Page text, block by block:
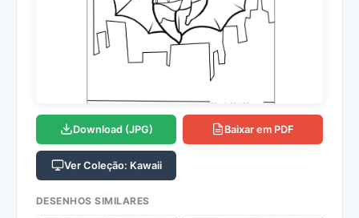
Download (JPG) Baixar em PDF
Ver Coleção: Kawaii
DESENHOS SIMILARES